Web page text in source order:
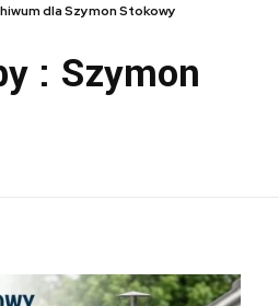
dla Szymon Stokowy
: Szymon